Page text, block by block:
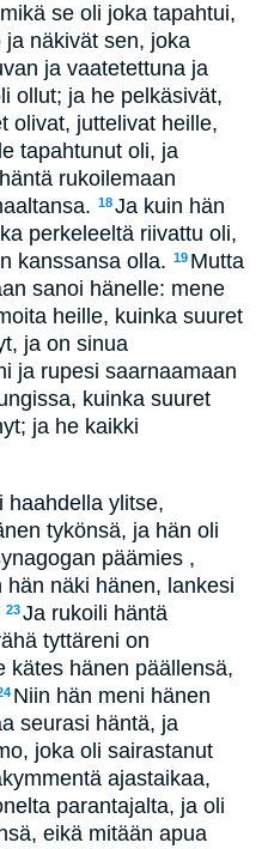
se oli joka tapahtui,
näkivät sen, joka
ja vaatetettuna ja
ollut; ja he pelkäsivät,
olivat, juttelivat heille,
tapahtunut oli, ja
rukoilemaan
18Ja kuin hän
perkeleeltä riivattu oli,
kanssansa olla. 19 Mutta
sanoi hänelle: mene
heille, kuinka suuret
ja on sinua
ja rupesi saarnaamaan
kuinka suuret
ja he kaikki
haahdella ylitse,
tykönsä, ja hän oli
päämies ,
näki hänen, lankesi
23Ja rukoili häntä
tyttäreni on
kätes hänen päällensä,
Niin hän meni hänen
seurasi häntä, ja
joka oli sairastanut
ajastaikaa,
parantajalta, ja oli
eikä mitään apua